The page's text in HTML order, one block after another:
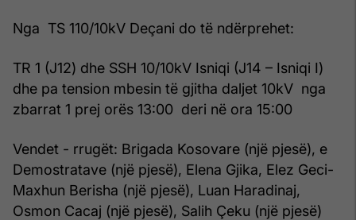
Nga TS 110/10kV Deçani do të ndërprehet:
TR 1 (J12) dhe SSH 10/10kV Isniqi (J14 – Isniqi I)
dhe pa tension mbesin të gjitha daljet 10kV nga
zbarrat 1 prej orës 13:00 deri në ora 15:00
Vendet - rrugët: Brigada Kosovare (një pjesë), e
Demostratave (një pjesë), Elena Gjika, Elez Geci-
Maxhun Berisha (një pjesë), Luan Haradinaj,
Osmon Cacaj (një pjesë), Salih Çeku (një pjesë)